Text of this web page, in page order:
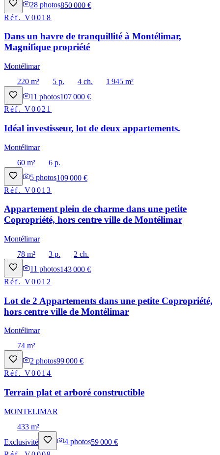
28 photos850 000 €
Réf.V0018
Dans un havre de tranquillité à Montélimar,
Magnifique propriété
Montélimar
220 m²
5 p. 4 ch.
1 945 m²
11 photos107 000 €
Réf.V0021
Idéal investisseur, lot de deux appartements.
Montélimar
60 m²
6 p.
5 photos109 000 €
Réf.V0013
Appartement plein de charme dans une petite
Copropriété, hors centre ville de Montélimar
Montélimar
78 m²
3 p.
2 ch.
11 photos143 000 €
Réf.V0012
Lot de 2 Appartements dans une petite Copropriété,
hors centre ville de Montélimar
Montélimar
74 m²
2 photos99 000 €
Réf.V0014
Terrain plat et arboré constructible
MONTELIMAR
433 m²
Exclusivité
4 photos59 000 €